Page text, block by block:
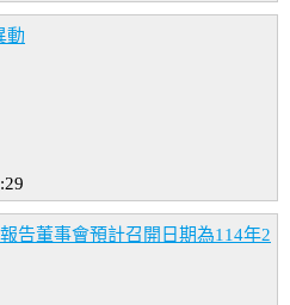
動
告董事會預計召開日期為114年2